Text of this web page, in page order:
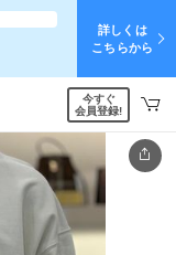
詳しくは
こちらから
今すぐ
会員登録!